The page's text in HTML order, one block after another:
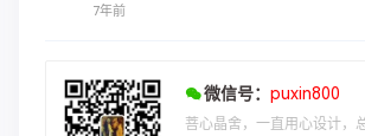
7年前
微信号： puxin800
菩心晶舍，一直用心设计，